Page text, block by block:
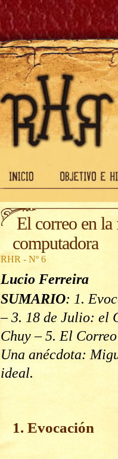
El correo en la
computadora
RHR - Nº 6
Lucio Ferreira
SUMARIO: 1.
– 3. 18 de Julio: el
Chuy – 5. El
Una anécdota:
ideal.
1. Evocación